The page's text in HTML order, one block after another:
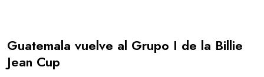
Guatemala vuelve al Grupo I de la Billie
Jean Cup